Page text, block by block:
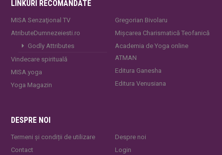
LINKURI RECOMANDATE
MISA Senzaţional TV
AtributeDumnezeiesti.ro
Godly Attributes
Vindecare spirituală
MISA.yoga
Yoga Magazin
Gregorian Bivolaru
Mișcarea Charismatică Teofanică
Academia de Yoga online
ATMAN
Editura Ganesha
Editura Venusiana
DESPRE NOI
Termeni și condiții de utilizare
Contact
Despre noi
Login